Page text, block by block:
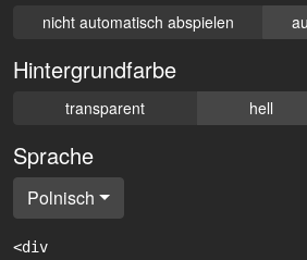
nicht automatisch abspielen
Hintergrundfarbe
transparent hell
Sprache
Polnisch
<div